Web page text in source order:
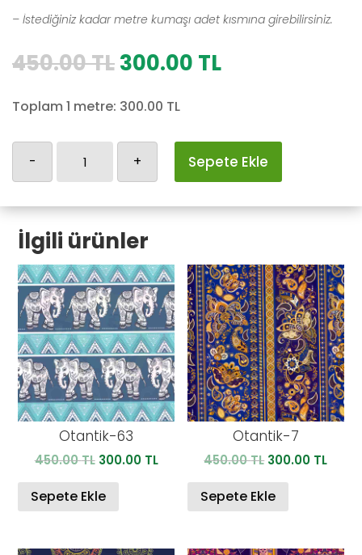
– İstediğiniz kadar metre kumaşı adet kısmına girebilirsiniz.
450.00TLOrijinal
450.00 TL.
300.00 TLŞu
Toplam 1 metre: 300.00 TL
- + Sepete Ekle
İlgili ürünler
Otantik-63
450.00TL Orijinal
450.00 TL.
300.00 TLŞu
300.00 TL.
Sepete Ekle
Otantik-7
450.00TL Orijinal
450.00 TL.
300.00 TLŞu
Sepete Ekle